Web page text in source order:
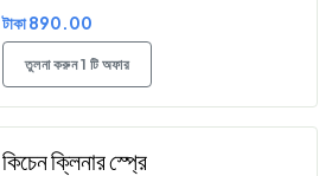
টাকা 890.00
তুলনা করুন 1 টি অফার
কিচেন ক্লিনার স্প্রে